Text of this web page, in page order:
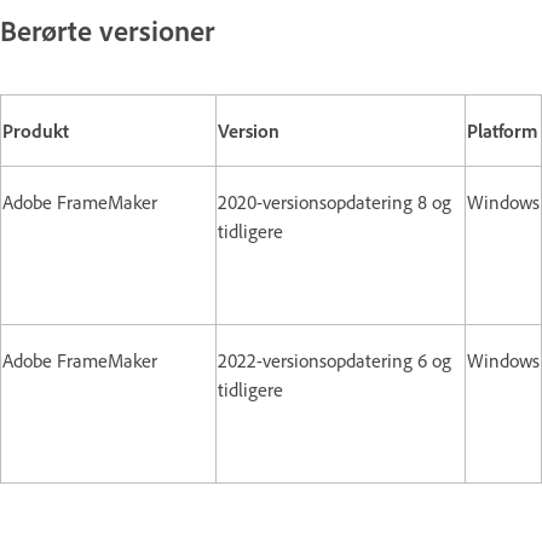
Berørte versioner
Produkt Version Platform
Adobe FrameMaker
2020-versionsopdatering 8 og
tidligere
Windows
Adobe FrameMaker
2022-versionsopdatering 6 og
tidligere
Windows